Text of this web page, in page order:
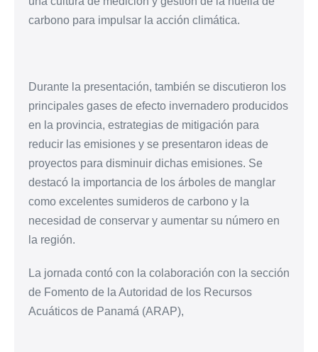
carbono para impulsar la acción climática.
Durante la presentación, también se discutieron los
principales gases de efecto invernadero producidos
en la provincia, estrategias de mitigación para
reducir las emisiones y se presentaron ideas de
proyectos para disminuir dichas emisiones. Se
destacó la importancia de los árboles de manglar
como excelentes sumideros de carbono y la
necesidad de conservar y aumentar su número en
la región.
La jornada contó con la colaboración con la sección
de Fomento de la Autoridad de los Recursos
Acuáticos de Panamá (ARAP),